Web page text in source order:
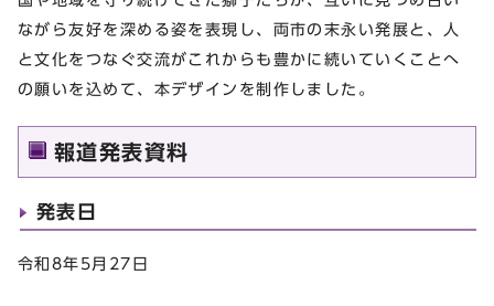
ながら友好を深める姿を表現し、両市の末永い発展と、人
と文化をつなぐ交流がこれからも豊かに続いていくことへ
の願いを込めて、本デザインを制作しました。
報道発表資料
発表日
令和8年5月27日